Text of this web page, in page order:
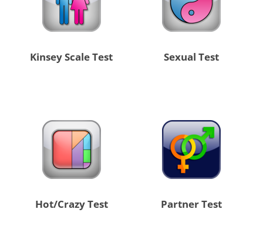
Kinsey Scale Test Sexual Test
Hot/Crazy Test Partner Test